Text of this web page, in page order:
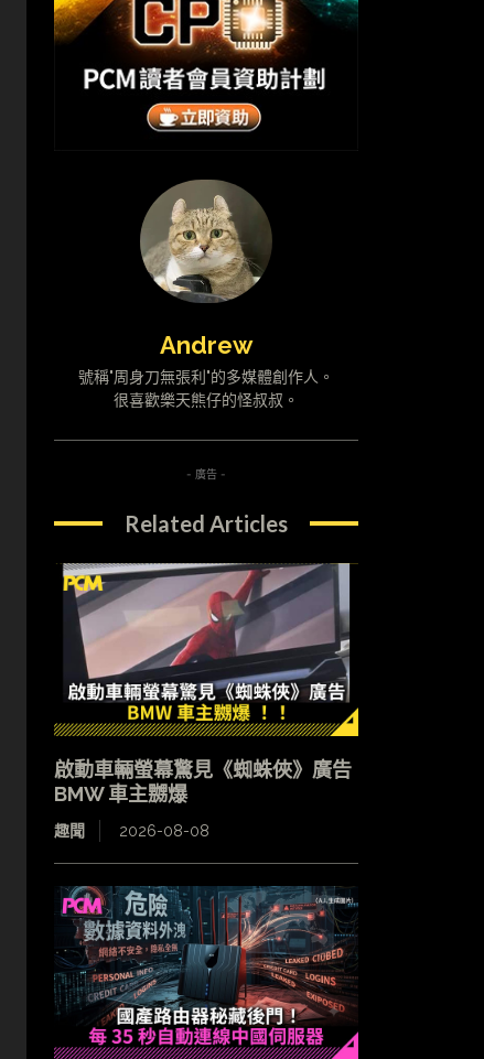
Andrew
號稱"周身刀無張利"的多媒體創作人。
很喜歡樂天熊仔的怪叔叔。
- 廣告 -
Related Articles
啟動車輛螢幕驚見《蜘蛛俠》廣告
BMW 車主嬲爆
趣聞 2026-08-08